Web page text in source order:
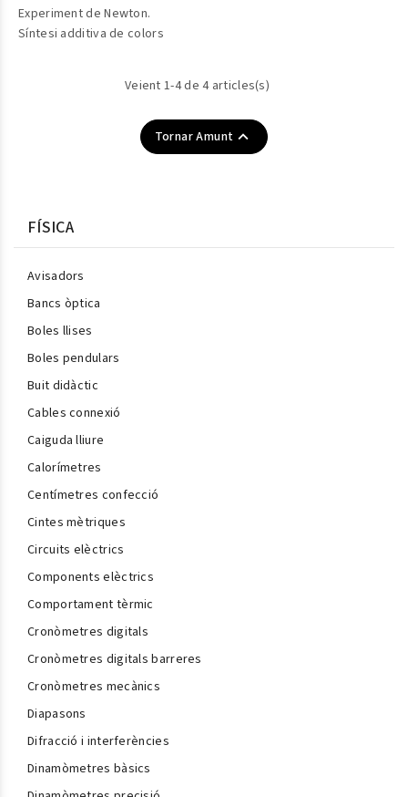
Experiment de Newton.
Síntesi additiva de colors
Veient 1-4 de 4 articles(s)
Tornar Amunt 
FÍSICA
Avisadors
Bancs òptica
Boles llises
Boles pendulars
Buit didàctic
Cables connexió
Caiguda lliure
Calorímetres
Centímetres confecció
Cintes mètriques
Circuits elèctrics
Components elèctrics
Comportament tèrmic
Cronòmetres digitals
Cronòmetres digitals barreres
Cronòmetres mecànics
Diapasons
Difracció i interferències
Dinamòmetres bàsics